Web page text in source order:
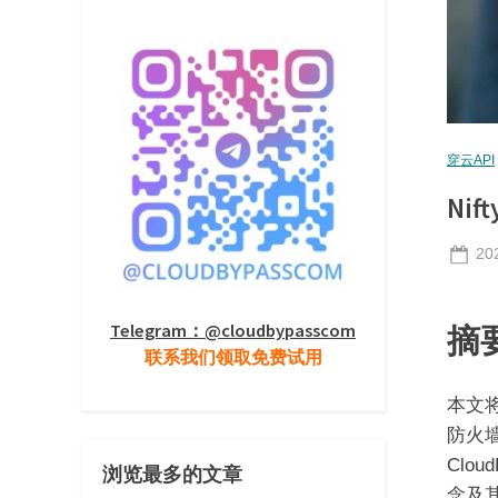
穿云API
摘
本文
防火
Telegram：@cloudbypasscom
联系我们领取免费试用
浏览最多的文章